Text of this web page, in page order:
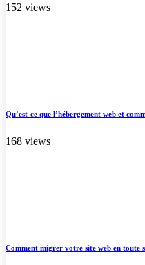
152 views
Qu’est-ce que l’hébergement web et
168 views
Comment migrer votre site web en toute